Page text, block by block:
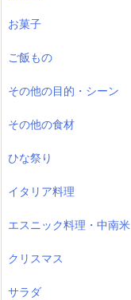
お菓子
ご飯もの
その他の目的・シーン
その他の食材
ひな祭り
イタリア料理
エスニック料理・中南米
クリスマス
サラダ